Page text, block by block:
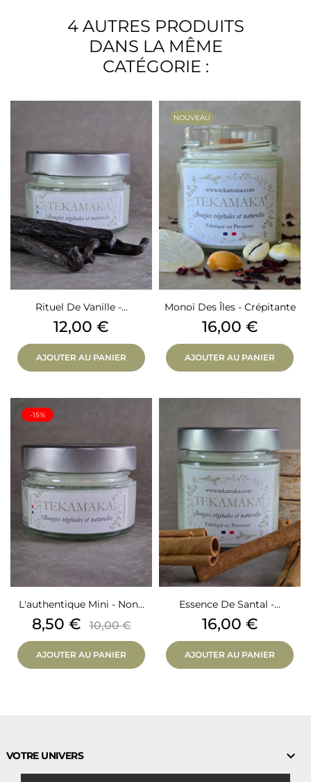
4 AUTRES PRODUITS
DANS LA MÊME
CATÉGORIE :
Rituel De Vanille -...
Prix
12,00 €
AJOUTER AU PANIER
Monoï Des Îles - Crépitante
Prix
16,00 €
AJOUTER AU PANIER
NOUVEAU
L'authentique Mini - Non...
Prix
8,50 € Prix
de
base
10,00 €
AJOUTER AU PANIER
-15%
Essence De Santal -...
Prix
16,00 €
AJOUTER AU PANIER
VOTRE UNIVERS 